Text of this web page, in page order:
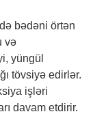
bədəni örtən
və
yüngül
tövsiyə edirlər.
işləri
davam etdirir.